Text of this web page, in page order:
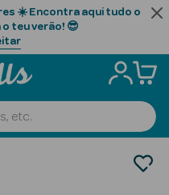
☀️ Encontra aqui tudo o
teu verão! 😎